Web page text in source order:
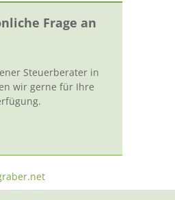
Frage an
Steuerberater in
wir gerne für Ihre